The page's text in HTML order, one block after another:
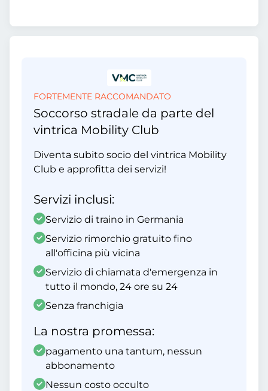
FORTEMENTE RACCOMANDATO
Soccorso stradale da parte del
vintrica Mobility Club
Diventa subito socio del vintrica Mobility
Club e approfitta dei servizi!
Servizi inclusi:
Servizio di traino in Germania
Servizio rimorchio gratuito fino
all'officina più vicina
Servizio di chiamata d'emergenza in
tutto il mondo, 24 ore su 24
Senza franchigia
La nostra promessa:
pagamento una tantum, nessun
abbonamento
Nessun costo occulto